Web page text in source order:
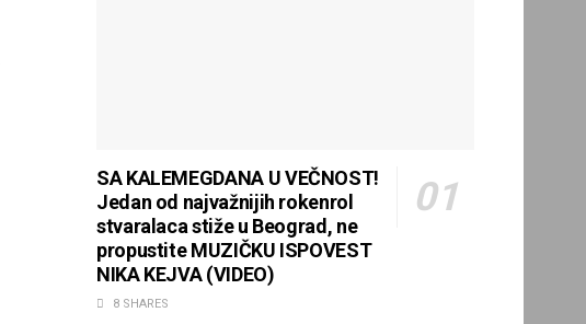
SA KALEMEGDANA U VEČNOST!
Jedan od najvažnijih rokenrol
stvaralaca stiže u Beograd, ne
propustite MUZIČKU ISPOVEST
NIKA KEJVA (VIDEO)
8 SHARES